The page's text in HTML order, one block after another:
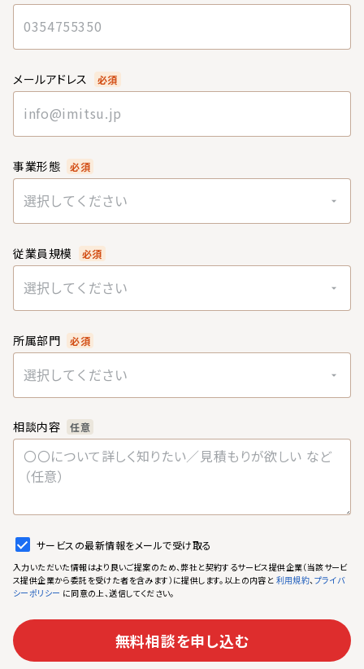
メールアドレス 必須
事業形態 必須
選択してください
従業員規模 必須
選択してください
所属部門 必須
選択してください
相談内容 任意
サービスの最新情報をメールで受け取る
入力いただいた情報はより良いご提案のため、弊社と契約するサービス提供企業（当該サービ
ス提供企業から委託を受けた者を含みます）に提供します。以上の内容と 利用規約、プライバ
シーポリシー に同意の上、送信してください。
無料相談を申し込む